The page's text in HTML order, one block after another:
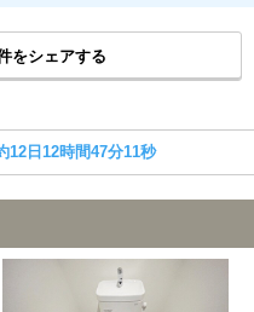
をシェアする
12日12時間47分10秒